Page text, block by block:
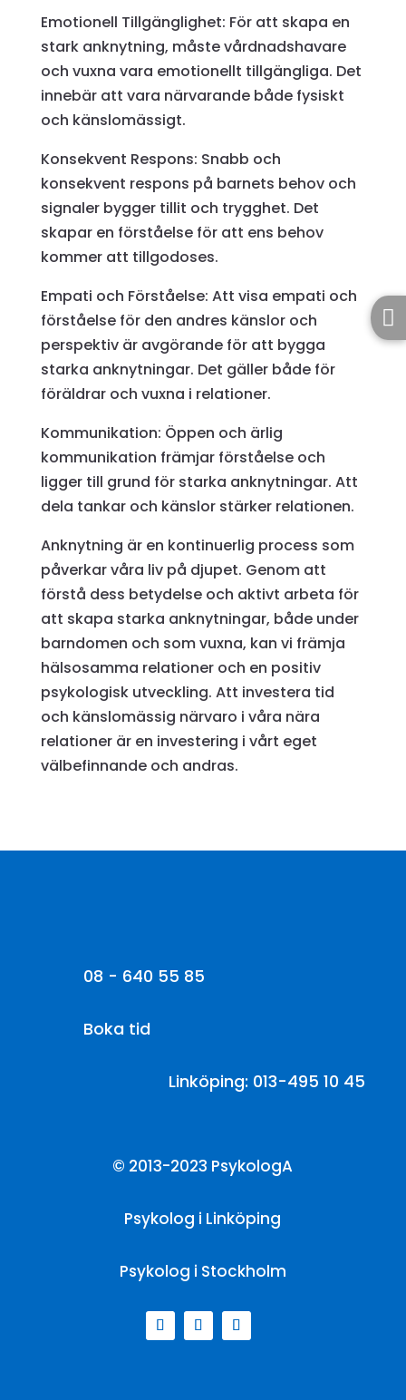
Emotionell Tillgänglighet: För att skapa en
stark anknytning, måste vårdnadshavare
och vuxna vara emotionellt tillgängliga. Det
innebär att vara närvarande både fysiskt
och känslomässigt.
Konsekvent Respons: Snabb och
konsekvent respons på barnets behov och
signaler bygger tillit och trygghet. Det
skapar en förståelse för att ens behov
kommer att tillgodoses.
Empati och Förståelse: Att visa empati och
förståelse för den andres känslor och
perspektiv är avgörande för att bygga
starka anknytningar. Det gäller både för
föräldrar och vuxna i relationer.
Kommunikation: Öppen och ärlig
kommunikation främjar förståelse och
ligger till grund för starka anknytningar. Att
dela tankar och känslor stärker relationen.
Anknytning är en kontinuerlig process som
påverkar våra liv på djupet. Genom att
förstå dess betydelse och aktivt arbeta för
att skapa starka anknytningar, både under
barndomen och som vuxna, kan vi främja
hälsosamma relationer och en positiv
psykologisk utveckling. Att investera tid
och känslomässig närvaro i våra nära
relationer är en investering i vårt eget
välbefinnande och andras.
08 - 640 55 85
Boka tid
Linköping: 013-495 10 45
© 2013-2023 PsykologA
Psykolog i Linköping
Psykolog i Stockholm
